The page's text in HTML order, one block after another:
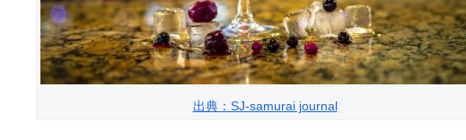
出典：SJ-samurai journal